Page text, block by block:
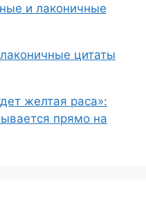
и лаконичные
цитаты
желтая раса»:
прямо на